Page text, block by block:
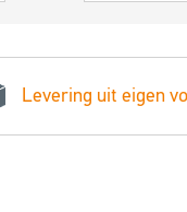
Levering uit eigen